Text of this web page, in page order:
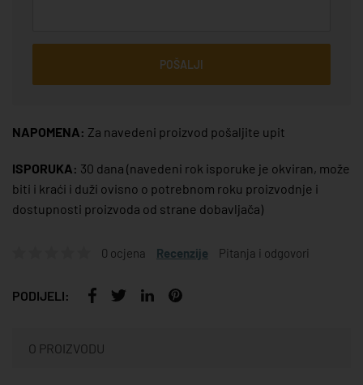
POŠALJI
NAPOMENA: Za navedeni proizvod pošaljite upit
ISPORUKA: 30 dana (navedeni rok isporuke je okviran, može
biti i kraći i duži ovisno o potrebnom roku proizvodnje i
dostupnosti proizvoda od strane dobavljača)
0 ocjena Recenzije Pitanja i odgovori
PODIJELI:
O PROIZVODU